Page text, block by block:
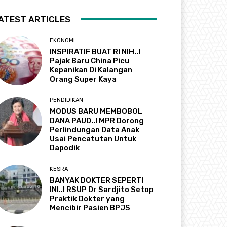
ARTICLES
EKONOMI
INSPIRATIF BUAT RI NIH..!
Pajak Baru China Picu
Kepanikan Di Kalangan
Orang Super Kaya
PENDIDIKAN
MODUS BARU MEMBOBOL
DANA PAUD..! MPR Dorong
Perlindungan Data Anak
Usai Pencatutan Untuk
Dapodik
KESRA
BANYAK DOKTER SEPERTI
INI..! RSUP Dr Sardjito Setop
Praktik Dokter yang
Mencibir Pasien BPJS